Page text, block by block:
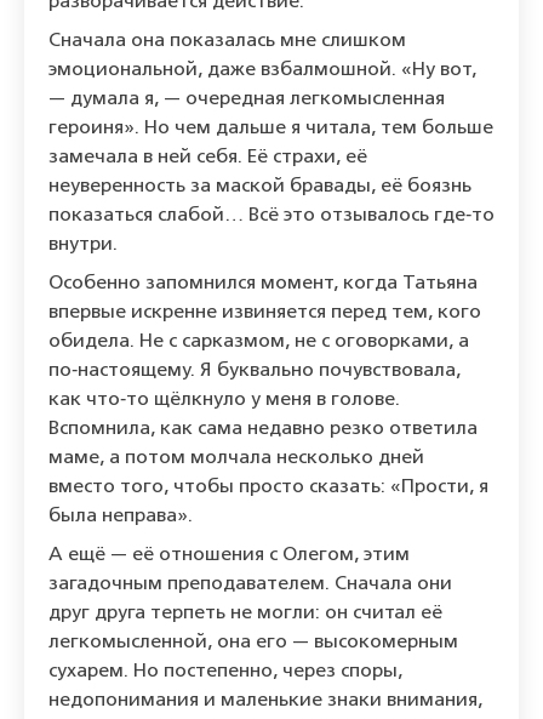
Сначала она показалась мне слишком
эмоциональной, даже взбалмошной. «Ну вот,
— думала я, — очередная легкомысленная
героиня». Но чем дальше я читала, тем больше
замечала в ней себя. Её страхи, её
неуверенность за маской бравады, её боязнь
показаться слабой… Всё это отзывалось где‑то
внутри.
Особенно запомнился момент, когда Татьяна
впервые искренне извиняется перед тем, кого
обидела. Не с сарказмом, не с оговорками, а
по‑настоящему. Я буквально почувствовала,
как что‑то щёлкнуло у меня в голове.
Вспомнила, как сама недавно резко ответила
маме, а потом молчала несколько дней
вместо того, чтобы просто сказать: «Прости, я
была неправа».
А ещё — её отношения с Олегом, этим
загадочным преподавателем. Сначала они
друг друга терпеть не могли: он считал её
легкомысленной, она его — высокомерным
сухарем. Но постепенно, через споры,
недопонимания и маленькие знаки внимания,